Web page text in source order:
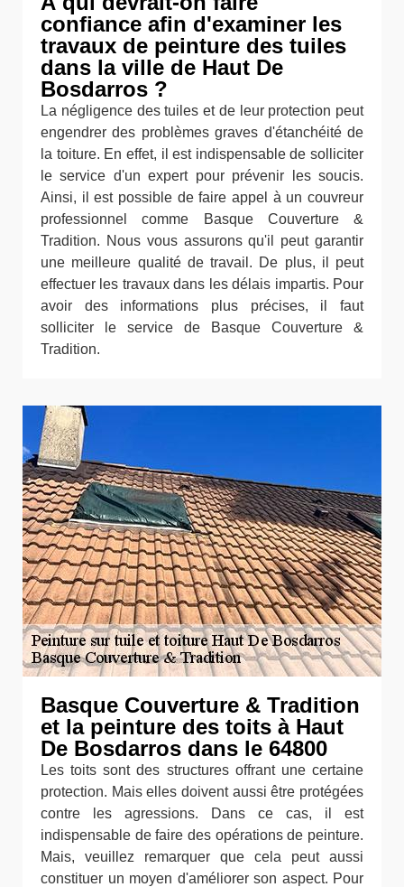
confiance afin d'examiner les
travaux de peinture des tuiles
dans la ville de Haut De
Bosdarros ?
La négligence des tuiles et de leur protection peut
engendrer des problèmes graves d'étanchéité de
la toiture. En effet, il est indispensable de solliciter
le service d'un expert pour prévenir les soucis.
Ainsi, il est possible de faire appel à un couvreur
professionnel comme Basque Couverture &
Tradition. Nous vous assurons qu'il peut garantir
une meilleure qualité de travail. De plus, il peut
effectuer les travaux dans les délais impartis. Pour
avoir des informations plus précises, il faut
solliciter le service de Basque Couverture &
Tradition.
Basque Couverture & Tradition
et la peinture des toits à Haut
De Bosdarros dans le 64800
Les toits sont des structures offrant une certaine
protection. Mais elles doivent aussi être protégées
contre les agressions. Dans ce cas, il est
indispensable de faire des opérations de peinture.
Mais, veuillez remarquer que cela peut aussi
constituer un moyen d'améliorer son aspect. Pour